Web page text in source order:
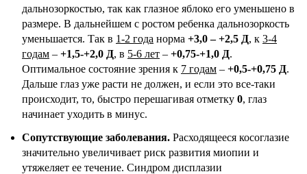
дальнозоркостью, так как глазное яблоко его уменьшено в
размере. В дальнейшем с ростом ребенка дальнозоркость
уменьшается. Так в 1-2 года норма +3,0 – +2,5 Д, к 3-4
годам – +1,5-+2,0 Д, в 5-6 лет – +0,75-+1,0 Д.
Оптимальное состояние зрения к 7 годам – +0,5-+0,75 Д.
Дальше глаз уже расти не должен, и если это все-таки
происходит, то, быстро перешагивая отметку 0, глаз
начинает уходить в минус.
Сопутствующие заболевания. Расходящееся косоглазие
значительно увеличивает риск развития миопии и
утяжеляет ее течение. Синдром дисплазии